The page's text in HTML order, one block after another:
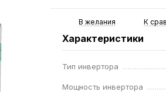
В желания К
Характеристики
Тип инвертора
Мощность инвертора